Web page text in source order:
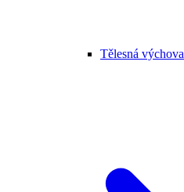
Tělesná výchova